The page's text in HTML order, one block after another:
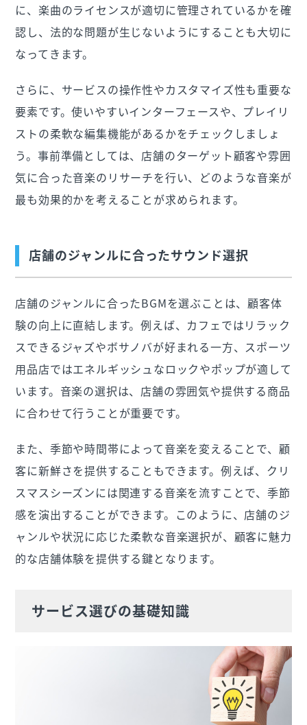
に、楽曲のライセンスが適切に管理されているかを確
認し、法的な問題が生じないようにすることも大切に
なってきます。
さらに、サービスの操作性やカスタマイズ性も重要な
要素です。使いやすいインターフェースや、プレイリ
ストの柔軟な編集機能があるかをチェックしましょ
う。事前準備としては、店舗のターゲット顧客や雰囲
気に合った音楽のリサーチを行い、どのような音楽が
最も効果的かを考えることが求められます。
店舗のジャンルに合ったサウンド選択
店舗のジャンルに合ったBGMを選ぶことは、顧客体
験の向上に直結します。例えば、カフェではリラック
スできるジャズやボサノバが好まれる一方、スポーツ
用品店ではエネルギッシュなロックやポップが適して
います。音楽の選択は、店舗の雰囲気や提供する商品
に合わせて行うことが重要です。
また、季節や時間帯によって音楽を変えることで、顧
客に新鮮さを提供することもできます。例えば、クリ
スマスシーズンには関連する音楽を流すことで、季節
感を演出することができます。このように、店舗のジ
ャンルや状況に応じた柔軟な音楽選択が、顧客に魅力
的な店舗体験を提供する鍵となります。
サービス選びの基礎知識